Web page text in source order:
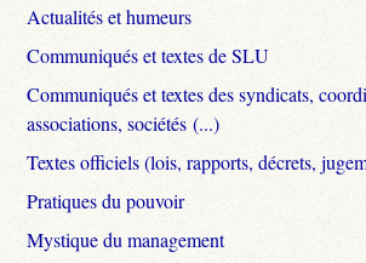
Actualités et humeurs
Communiqués et textes de SLU
Communiqués et textes des syndicats,
associations, sociétés (...)
Textes officiels (lois, rapports, décrets,
Pratiques du pouvoir
Mystique du management